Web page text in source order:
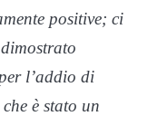
positive; ci
l’addio di
è stato un